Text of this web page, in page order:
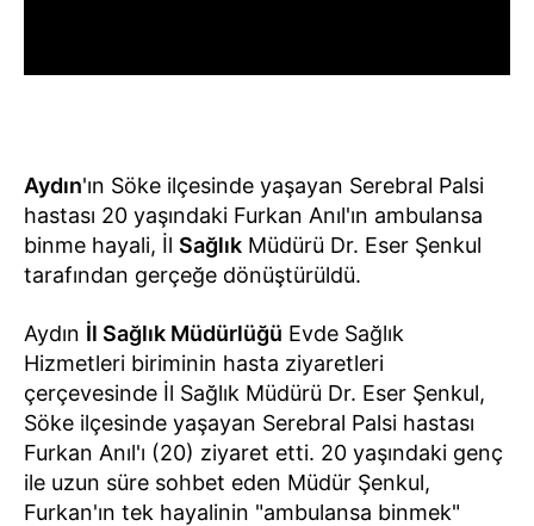
Aydın'ın Söke ilçesinde yaşayan Serebral Palsi
hastası 20 yaşındaki Furkan Anıl'ın ambulansa
binme hayali, İl Sağlık Müdürü Dr. Eser Şenkul
tarafından gerçeğe dönüştürüldü.
Aydın İl Sağlık Müdürlüğü Evde Sağlık
Hizmetleri biriminin hasta ziyaretleri
çerçevesinde İl Sağlık Müdürü Dr. Eser Şenkul,
Söke ilçesinde yaşayan Serebral Palsi hastası
Furkan Anıl'ı (20) ziyaret etti. 20 yaşındaki genç
ile uzun süre sohbet eden Müdür Şenkul,
Furkan'ın tek hayalinin "ambulansa binmek"